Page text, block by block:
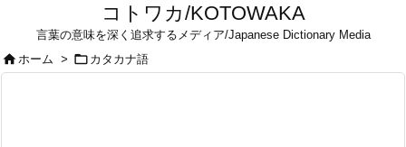
コトワカ/KOTOWAKA
言葉の意味を深く追求するメディア/Japanese Dictionary Media
ホーム >  カタカナ語